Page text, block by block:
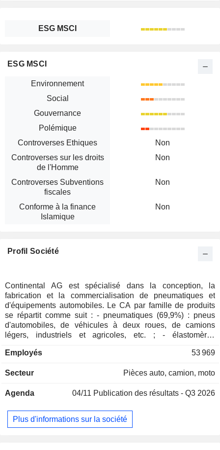
ESG MSCI
ESG MSCI
Environnement
Social
Gouvernance
Polémique
Controverses Ethiques
Non
Controverses sur les droits
de l'Homme
Non
Controverses Subventions
fiscales
Non
Conforme à la finance
Islamique
Non
Profil Société
Continental AG est spécialisé dans la conception, la
fabrication et la commercialisation de pneumatiques et
d'équipements automobiles. Le CA par famille de produits
se répartit comme suit : - pneumatiques (69,9%) : pneus
d'automobiles, de véhicules à deux roues, de camions
légers, industriels et agricoles, etc. ; - élastomères
tuyaux et durites), matières plastiques destinées aux
géographique du CA est la suivante : Allemagne (14,3%),
(15,6%) et autres (5,9%). En septembre 2025, le groupe a
automobiles et de l'activité de production en sous-traitance.
Employés 53 969
Secteur Pièces auto, camion, moto
Agenda 04/11 Publication des résultats - Q3 2026
Plus d'informations sur la société